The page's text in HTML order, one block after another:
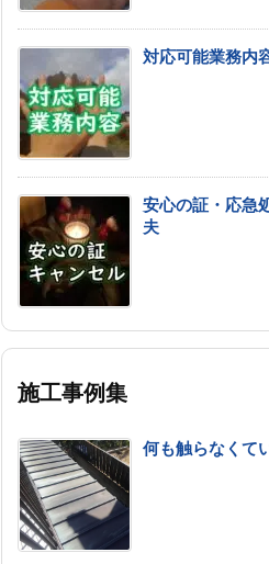
対応可能業務内
安心の証・応急
夫
施工事例集
何も触らなく